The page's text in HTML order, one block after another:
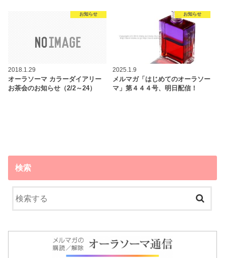
お知らせ
2018.1.29
オーラソーマ カラーダイアリー
お茶会のお知らせ（2/2～24）
お知らせ
2025.1.9
メルマガ「はじめてのオーラソー
マ」第４４４号、明日配信！
検索